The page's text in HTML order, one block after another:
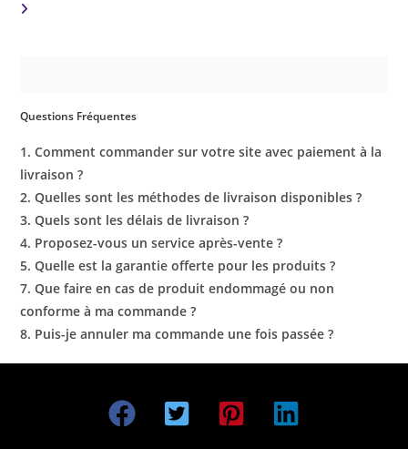
Questions Fréquentes
1. Comment commander sur votre site avec paiement à la
livraison ?
2. Quelles sont les méthodes de livraison disponibles ?
3. Quels sont les délais de livraison ?
4. Proposez-vous un service après-vente ?
5. Quelle est la garantie offerte pour les produits ?
7. Que faire en cas de produit endommagé ou non
conforme à ma commande ?
8. Puis-je annuler ma commande une fois passée ?